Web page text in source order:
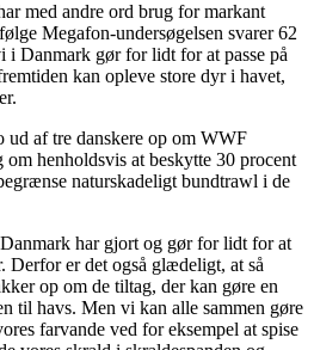
med andre ord brug for markant
Megafon-undersøgelsen svarer 62
i Danmark gør for lidt for at passe på
kan opleve store dyr i havet,
ud af tre danskere op om WWF
om henholdsvis at beskytte 30 procent
naturskadeligt bundtrawl i de
har gjort og gør for lidt for at
Derfor er det også glædeligt, at så
op om de tiltag, der kan gøre en
til havs. Men vi kan alle sammen gøre
farvande ved for eksempel at spise